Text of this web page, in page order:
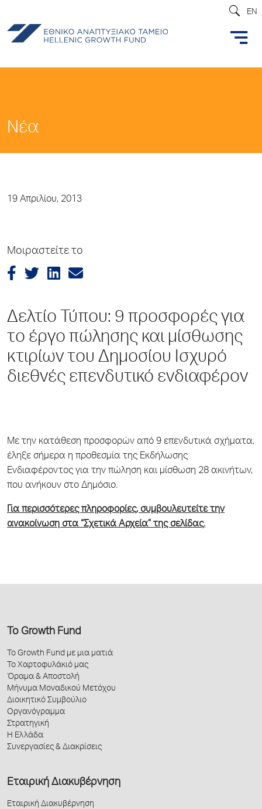
EN
Νέα
19 Απριλίου, 2013
Μοιραστείτε το
Δελτίο Τύπου: 9 προσφορές για
το έργο πώλησης και μίσθωσης
κτιρίων του Δημοσίου Ισχυρό
διεθνές επενδυτικό ενδιαφέρον
Με την κατάθεση προσφορών από 9 επενδυτικά σχήματα,
έληξε σήμερα η προθεσμία της Εκδήλωσης
Ενδιαφέροντος για την πώληση και μίσθωση 28 ακινήτων,
που ανήκουν στο Δημόσιο.
Για περισσότερες πληροφορίες, συμβουλευτείτε την
ανακοίνωση στα “Σχετικά Αρχεία” της σελίδας.
Το Growth Fund
Το Growth Fund με μια ματιά
Το Χαρτοφυλάκιό μας
Όραμα & Αποστολή
Μήνυμα Μοναδικού Μετόχου
Διοικητικό Συμβούλιο
Οργανόγραμμα
Στρατηγική
Η Ελλάδα
Συνεργασίες & Διακρίσεις
Εταιρική Διακυβέρνηση
Εταιρική Διακυβέρνηση